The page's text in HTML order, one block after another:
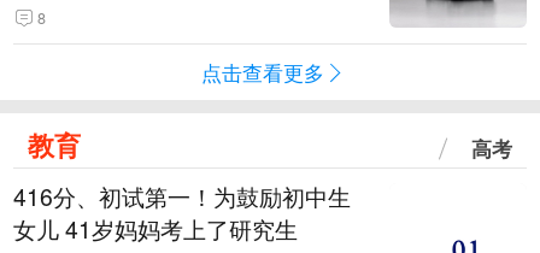
8
点击查看更多
教育 高考
416分、初试第一！为鼓励初中生
女儿 41岁妈妈考上了研究生